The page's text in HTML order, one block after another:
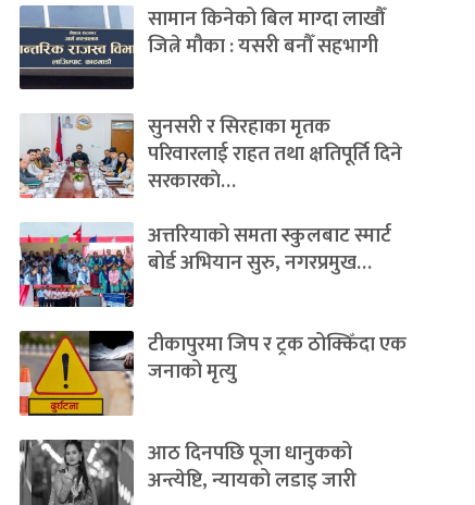
सामान किनेको बिल माग्दा लाखौँ
जित्ने मौका : यसरी बनौँ सहभागी
सुनसरी र सिरहाका मृतक
परिवारलाई राहत तथा क्षतिपूर्ति दिने
सरकारकाे…
अत्तरियाको समता स्कुलबाट स्मार्ट
बोर्ड अभियान सुरु, नगरप्रमुख…
टीकापुरमा जिप र ट्रक ठोक्किँदा एक
जनाको मृत्यु
आठ दिनपछि पूजा धानुकको
अन्त्येष्टि, न्यायको लडाइ जारी